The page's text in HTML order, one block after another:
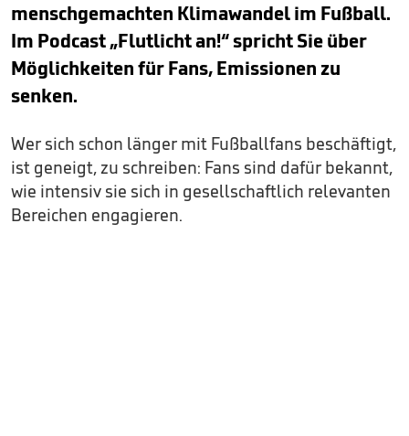
menschgemachten Klimawandel im Fußball.
Im Podcast „Flutlicht an!“ spricht Sie über
Möglichkeiten für Fans, Emissionen zu
senken.
Wer sich schon länger mit Fußballfans beschäftigt,
ist geneigt, zu schreiben: Fans sind dafür bekannt,
wie intensiv sie sich in gesellschaftlich relevanten
Bereichen engagieren.